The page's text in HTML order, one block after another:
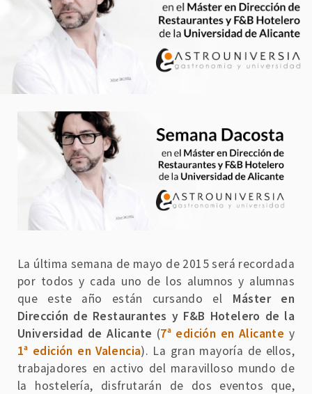
La última semana de mayo de 2015 será recordada
por todos y cada uno de los alumnos y alumnas
que este año están cursando el Máster en
Dirección de Restaurantes y F&B Hotelero de la
Universidad de Alicante (7ª edición en Alicante y
1ª edición en Valencia). La gran mayoría de ellos,
trabajadores en activo del maravilloso mundo de
la hostelería, disfrutarán de dos eventos que,